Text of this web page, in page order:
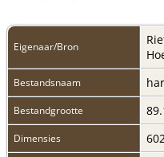
Eigenaar/Bron
Bestandsnaam
Bestandgrootte
Dimensies